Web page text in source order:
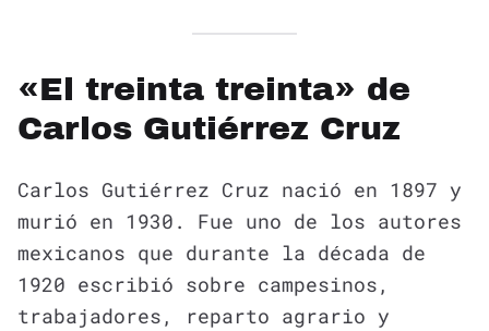
«El treinta treinta» de
Carlos Gutiérrez Cruz
Carlos Gutiérrez Cruz nació en 1897 y
murió en 1930. Fue uno de los autores
mexicanos que durante la década de
1920 escribió sobre campesinos,
trabajadores, reparto agrario y